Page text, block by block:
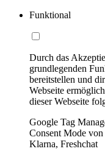
Funktional
Durch das
grundlegenden
bereitstellen und
Webseite
dieser Webseite
Google Tag
Consent Mode
Klarna, Freshchat